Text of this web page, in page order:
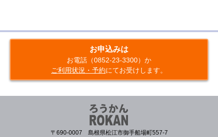
お申込みは
お電話（0852-23-3300）か
ご利用状況・予約にてお受けします。
〒690-0007 島根県松江市御手船場町557-7